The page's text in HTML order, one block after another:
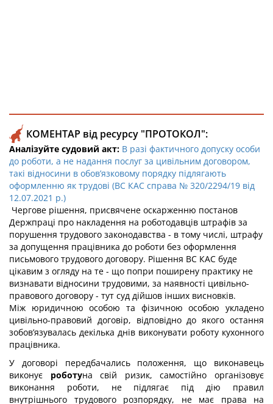
КОМЕНТАР від ресурсу "ПРОТОКОЛ":
Аналізуйте судовий акт: В разі фактичного допуску особи
до роботи, а не надання послуг за цивільним договором,
такі відносини в обов’язковому порядку підлягають
оформленню як трудові (ВС КАС справа № 320/2294/19 від
12.07.2021 р.)
Чергове рішення, присвячене оскарженню постанов
Держпраці про накладення на роботодавців штрафів за
порушення трудового законодавства - в тому числі, штрафу
за допущення працівника до роботи без оформлення
письмового трудового договору. Рішення ВС КАС буде
цікавим з огляду на те - що попри поширену практику не
визнавати відносини трудовими, за наявності цивільно-
правового договору - тут суд дійшов інших висновків.
Між юридичною особою та фізичною особою укладено
цивільно-правовий договір, відповідно до якого остання
зобов’язувалась декілька днів виконувати роботу кухонного
працівника.
У договорі передбачались положення, що виконавець
виконує роботуна свій ризик, самостійно організовує
виконання роботи, не підлягає під дію правил
внутрішнього трудового розпорядку, не має права на